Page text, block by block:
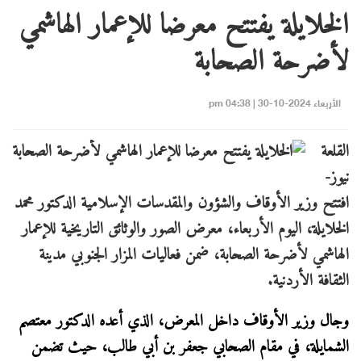
الخلايلة يفتتح معرضا للإعمار الهاشمي
لأضرحة الصحابة
الأربعاء 2024-10-30 | 04:38 pm
القلعة
نيوز-
افتتح وزير الأوقاف والشؤون والمقدسات الإسلامية الدكتور محمد
الخلايلة، اليوم الأربعاء، معرض الصور والوثائق التاريخية للإعمار
الهاشمي لأضرحة الصحابة، ضمن فعاليات المزار الجنوبي مدينة
الثقافة الأردنية.
وجال وزير الأوقاف داخل المعرض، الذي أعده الدكتور معتصم
الشمايلة، في مقام الصحابي جعفر بن أبي طالب، حيث تضمن